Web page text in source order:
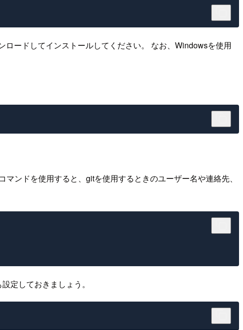
ロードしてインストールしてください。 なお、Windowsを使用
ンドを使用すると、gitを使用するときのユーザー名や連絡先、
定しておきましょう。